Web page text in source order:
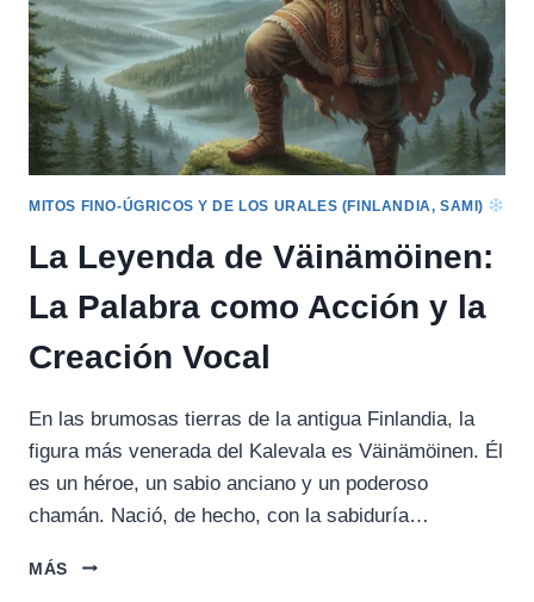
LA
ABUNDANCIA
MITOS FINO-ÚGRICOS Y DE LOS URALES (FINLANDIA, SAMI)
La Leyenda de Väinämöinen:
La Palabra como Acción y la
Creación Vocal
En las brumosas tierras de la antigua Finlandia, la
figura más venerada del Kalevala es Väinämöinen. Él
es un héroe, un sabio anciano y un poderoso
chamán. Nació, de hecho, con la sabiduría…
MÁS
LA